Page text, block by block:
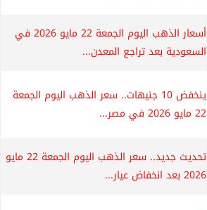
أسعار الذهب اليوم الجمعة 22 مايو 2026 في
السعودية بعد تراجع المعدن...
ينخفض 10 جنيهات.. سعر الذهب اليوم الجمعة
22 مايو 2026 في مصر...
تحديث جديد.. سعر الذهب اليوم الجمعة 22 مايو
2026 بعد انخفاض عيار...